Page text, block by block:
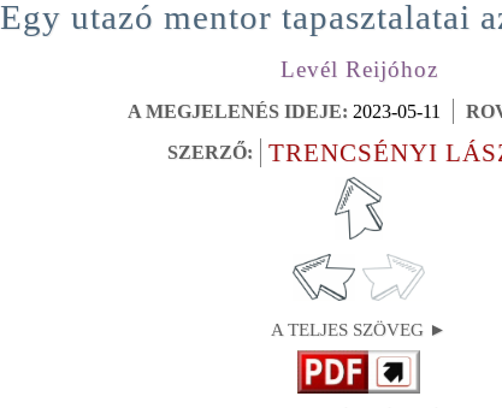
Egy utazó mentor tapasztalatai
Levél Reijóhoz
A MEGJELENÉS IDEJE: 2023-05-11
SZERZŐ:
TRENCSÉNYI
A TELJES SZÖVEG ►